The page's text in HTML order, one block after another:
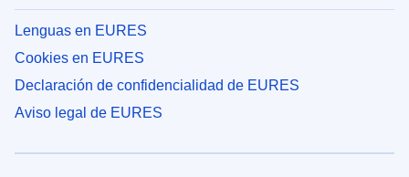
Lenguas en EURES
Cookies en EURES
Declaración de confidencialidad de EURES
Aviso legal de EURES